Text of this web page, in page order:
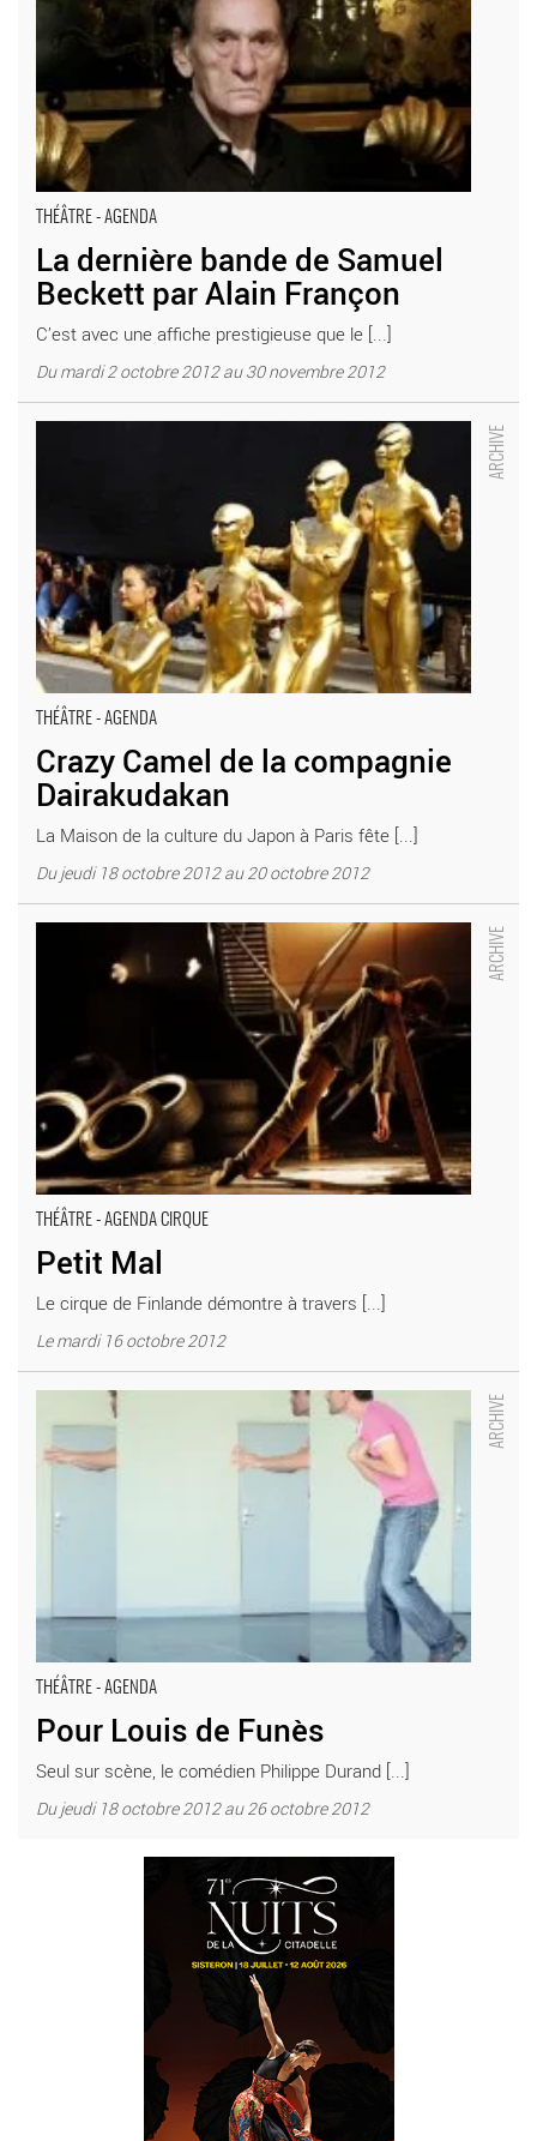
THÉÂTRE - AGENDA
La dernière bande de Samuel
Beckett par Alain Françon
C’est avec une affiche prestigieuse que le [...]
Du mardi 2 octobre 2012 au 30 novembre 2012
THÉÂTRE - AGENDA
Crazy Camel de la compagnie
Dairakudakan
La Maison de la culture du Japon à Paris fête [...]
Du jeudi 18 octobre 2012 au 20 octobre 2012
Crazy Camel de la compagnie Dairakudakan - Critique sortie
THÉÂTRE - AGENDA CIRQUE
Petit Mal
Le cirque de Finlande démontre à travers [...]
Le mardi 16 octobre 2012
Petit Mal - Critique sortie Théâtre Vélizy-Villacoublay _L'Onde de
THÉÂTRE - AGENDA
Pour Louis de Funès
Seul sur scène, le comédien Philippe Durand [...]
Du jeudi 18 octobre 2012 au 26 octobre 2012
Pour Louis de Funès - Critique sortie Théâtre SAINT ETIENNE
La Comédie de Saint-Etienne (L’Usine)